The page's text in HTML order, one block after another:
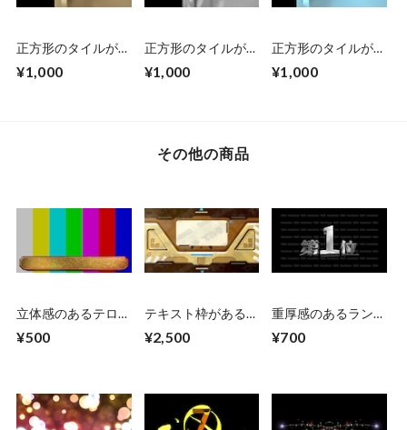
正方形のタイルがパ
木材風
¥1,000
正方形のタイルがパ
液体風
¥1,000
正方形のタイルがパ
水色
¥1,000
その他の商品
立体感のあるテロッ
¥500
テキスト枠がある
素材 上下から（ブ
¥2,500
重厚感のあるランキ
1位 シルバー
¥700